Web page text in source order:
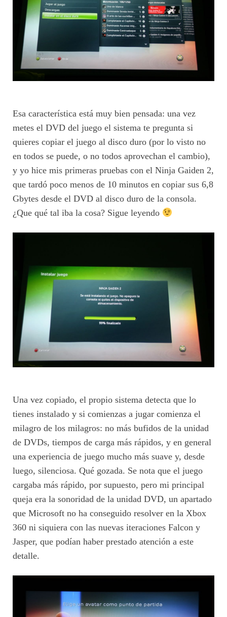
Esa característica está muy bien pensada: una vez
metes el DVD del juego el sistema te pregunta si
quieres copiar el juego al disco duro (por lo visto no
en todos se puede, o no todos aprovechan el cambio),
y yo hice mis primeras pruebas con el Ninja Gaiden 2,
que tardó poco menos de 10 minutos en copiar sus 6,8
Gbytes desde el DVD al disco duro de la consola.
¿Que qué tal iba la cosa? Sigue leyendo
Una vez copiado, el propio sistema detecta que lo
tienes instalado y si comienzas a jugar comienza el
milagro de los milagros: no más bufidos de la unidad
de DVDs, tiempos de carga más rápidos, y en general
una experiencia de juego mucho más suave y, desde
luego, silenciosa. Qué gozada. Se nota que el juego
cargaba más rápido, por supuesto, pero mi principal
queja era la sonoridad de la unidad DVD, un apartado
que Microsoft no ha conseguido resolver en la Xbox
360 ni siquiera con las nuevas iteraciones Falcon y
Jasper, que podían haber prestado atención a este
detalle.